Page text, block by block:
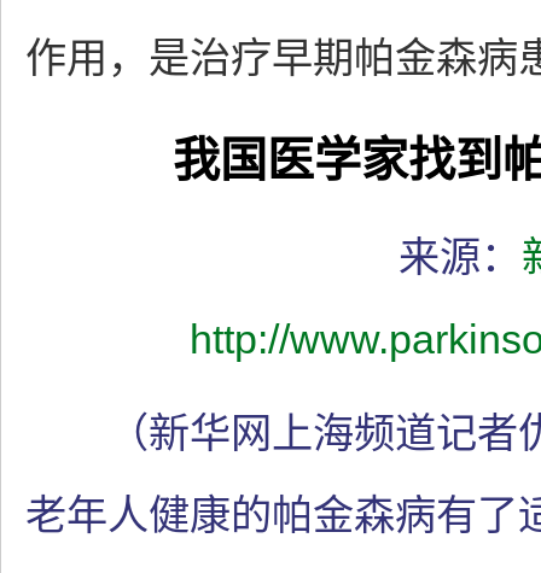
作用，是治疗早期帕金森病
我国医学家找到
来源：
http://
（新华网上海频道记者
老年人健康的帕金森病有了